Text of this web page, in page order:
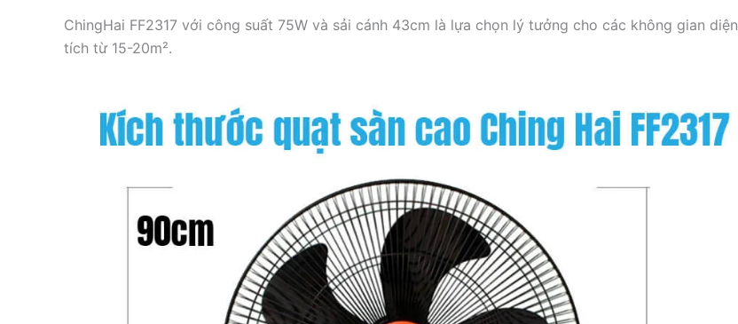
ChingHai FF2317 với công suất 75W và sải cánh 43cm là lựa chọn lý tưởng cho các không gian diện
tích từ 15-20m².